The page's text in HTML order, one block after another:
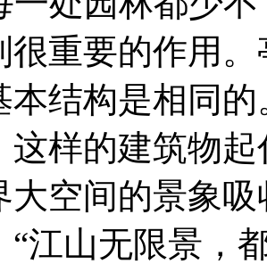
很重要的作用
本结构是相同
这样的建筑物
大空间的景象
“江山无限景，